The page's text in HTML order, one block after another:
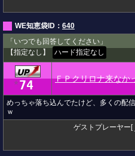
WE知恵袋ID： 640
「いつでも回答してください」
【指定なし】
ハード指定なし
★ 74 ＦＰクリロナ来なか
めっちゃ落ち込んでたけど、多くの配
ｗ
ゲストプレーヤー